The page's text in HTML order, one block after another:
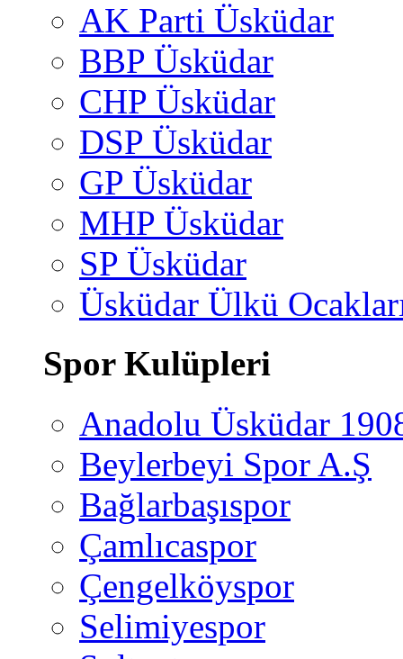
AK Parti Üsküdar
BBP Üsküdar
CHP Üsküdar
DSP Üsküdar
GP Üsküdar
MHP Üsküdar
SP Üsküdar
Üsküdar Ülkü
Spor Kulüpleri
Anadolu Üsküdar
Beylerbeyi Spor A.Ş
Bağlarbaşıspor
Çamlıcaspor
Çengelköyspor
Selimiyespor